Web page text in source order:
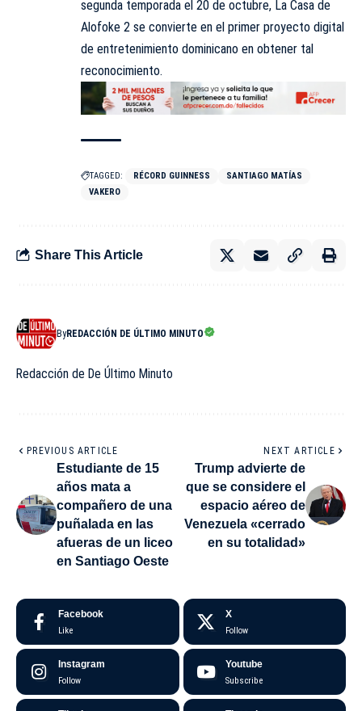
segunda temporada el 20 de octubre, La Casa de
Alofoke 2 se convierte en el primer proyecto digital
de entretenimiento dominicano en obtener tal
reconocimiento.
TAGGED: RÉCORD GUINNESS
SANTIAGO MATÍAS
VAKERO
Share This Article
ByREDACCIÓN DE ÚLTIMO MINUTO
Redacción de De Último Minuto
PREVIOUS ARTICLE
Estudiante de 15
años mata a
compañero de una
puñalada en las
afueras de un liceo
en Santiago Oeste
NEXT ARTICLE
Trump advierte de
que se considere el
espacio aéreo de
Venezuela «cerrado
en su totalidad»
Facebook
Like
X
Follow
Instagram
Follow
Youtube
Subscribe